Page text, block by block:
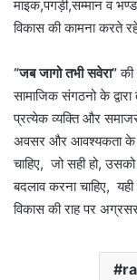
माइक,पगड़ी,सम्मान व
विकास की कामना करते
“जब जागो तभी सवेरा”की
सामाजिक संगठनो के
प्रत्येक व्यक्ति और
अवसर और आवश्यकता के
चाहिए, जो सही हो,
बदलाव करना चाहिए,
विकास की राह पर